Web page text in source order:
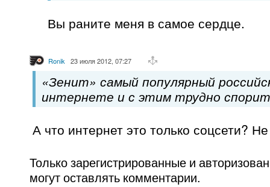
Вы раните меня в самое сердце.
Ronik 23 июля 2012, 07:27
«Зенит» самый популярный
интернете и с этим трудно
А что интернет это только соцсети?
Только зарегистрированные и
могут оставлять комментарии.